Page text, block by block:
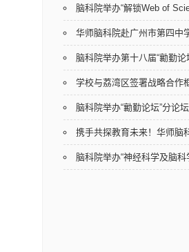
脑科院举办“解锁Web of
华师脑科院赴广州市第四中
脑科院举办第十八届“勷勤
学校与荔湾区签署战略合作
脑科院举办“勷勤论坛”分论
携手共探教育未来！华师脑
脑科院举办“神经科学及脑